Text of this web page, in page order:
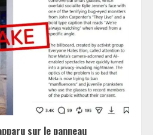
sur le panneau